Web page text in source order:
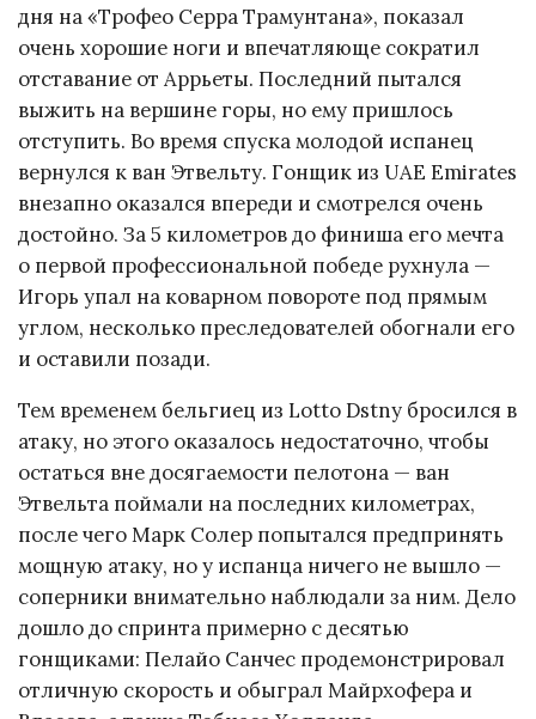
дня на «Трофео Серра Трамунтана», показал
очень хорошие ноги и впечатляюще сократил
отставание от Аррьеты. Последний пытался
выжить на вершине горы, но ему пришлось
отступить. Во время спуска молодой испанец
вернулся к ван Этвельту. Гонщик из UAE Emirates
внезапно оказался впереди и смотрелся очень
достойно. За 5 километров до финиша его мечта
о первой профессиональной победе рухнула —
Игорь упал на коварном повороте под прямым
углом, несколько преследователей обогнали его
и оставили позади.
Тем временем бельгиец из Lotto Dstny бросился в
атаку, но этого оказалось недостаточно, чтобы
остаться вне досягаемости пелотона — ван
Этвельта поймали на последних километрах,
после чего Марк Солер попытался предпринять
мощную атаку, но у испанца ничего не вышло —
соперники внимательно наблюдали за ним. Дело
дошло до спринта примерно с десятью
гонщиками: Пелайо Санчес продемонстрировал
отличную скорость и обыграл Майрхофера и